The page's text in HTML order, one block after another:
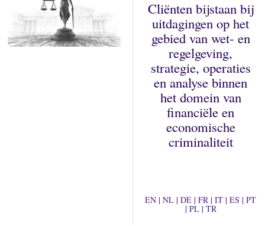
Cliënten bijstaan bij
uitdagingen op het
gebied van wet- en
regelgeving,
strategie, operaties
en analyse binnen
het domein van
financiële en
economische
criminaliteit
EN |NL |DE |FR |IT |ES |PT
| PL| TR